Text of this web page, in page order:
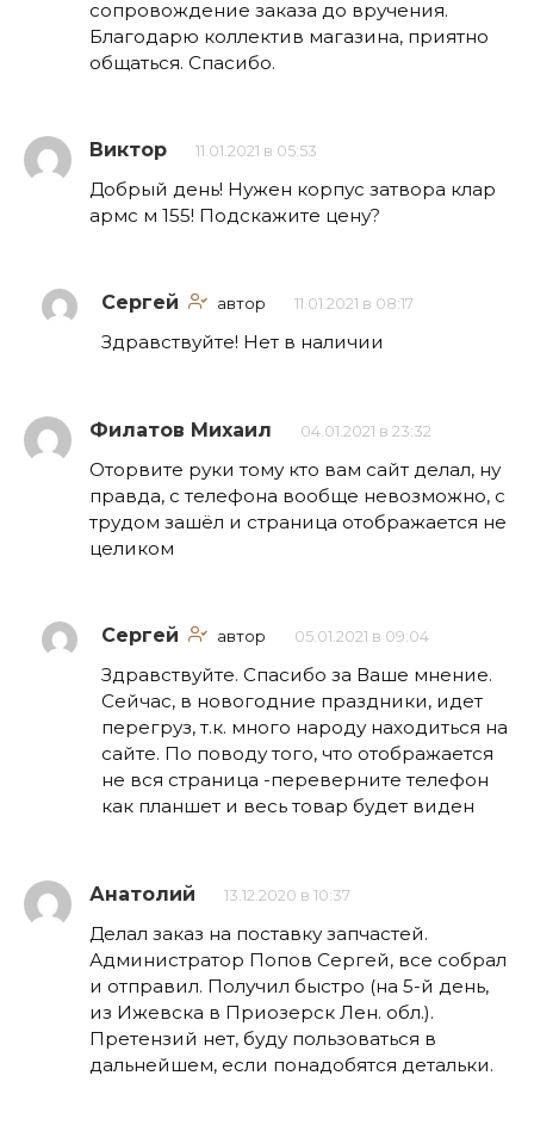
сопровождение заказа до вручения.
Благодарю коллектив магазина, приятно
общаться. Спасибо.
Виктор 11.01.2021 в 05:53
Добрый день! Нужен корпус затвора клар
армс м 155! Подскажите цену?
Сергей автор 11.01.2021 в 08:17
Здравствуйте! Нет в наличии
Филатов Михаил 04.01.2021 в 23:32
Оторвите руки тому кто вам сайт делал, ну
правда, с телефона вообще невозможно, с
трудом зашёл и страница отображается не
целиком
Сергей автор 05.01.2021 в 09:04
Здравствуйте. Спасибо за Ваше мнение.
Сейчас, в новогодние праздники, идет
перегруз, т.к. много народу находиться на
сайте. По поводу того, что отображается
не вся страница -переверните телефон
как планшет и весь товар будет виден
Анатолий 13.12.2020 в 10:37
Делал заказ на поставку запчастей.
Администратор Попов Сергей, все собрал
и отправил. Получил быстро (на 5-й день,
из Ижевска в Приозерск Лен. обл.).
Претензий нет, буду пользоваться в
дальнейшем, если понадобятся детальки.